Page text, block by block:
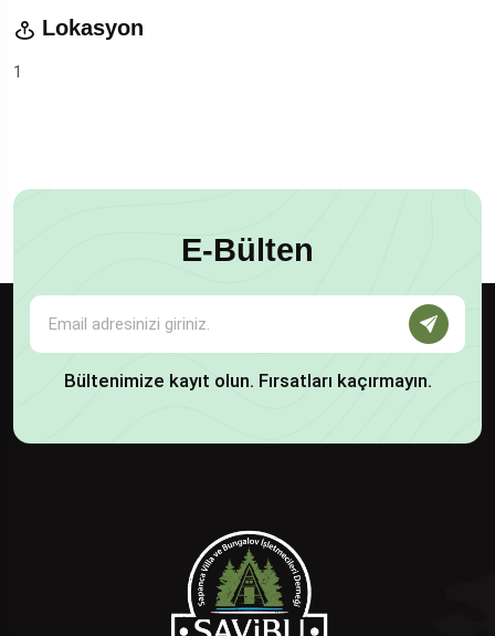
Lokasyon
1
E-Bülten
Bültenimize kayıt olun. Fırsatları kaçırmayın.